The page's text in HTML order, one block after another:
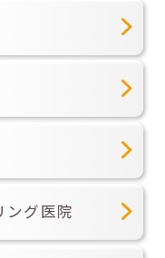
ング医院